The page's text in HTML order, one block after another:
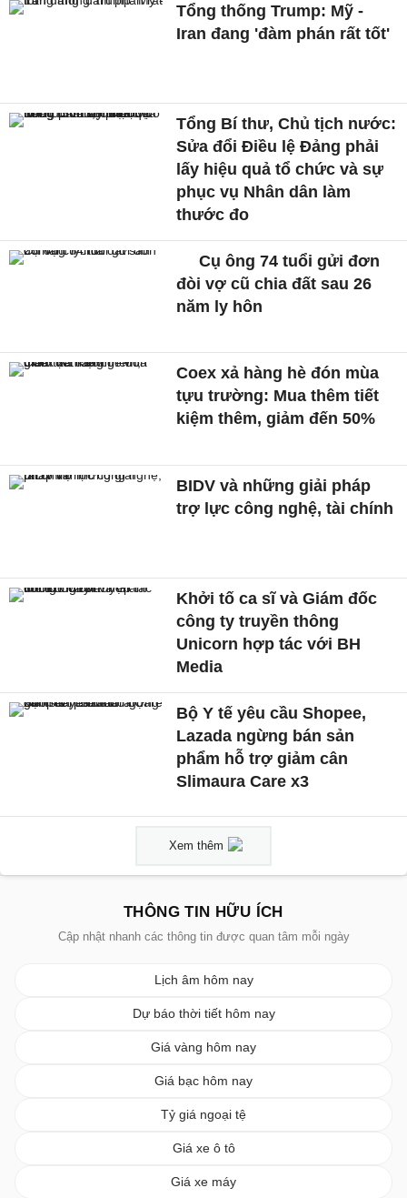
Tổng thống Trump: Mỹ -
Iran đang 'đàm phán rất tốt'
Tổng Bí thư, Chủ tịch nước:
Sửa đổi Điều lệ Đảng phải
lấy hiệu quả tổ chức và sự
phục vụ Nhân dân làm
thước đo
Cụ ông 74 tuổi gửi đơn
đòi vợ cũ chia đất sau 26
năm ly hôn
Coex xả hàng hè đón mùa
tựu trường: Mua thêm tiết
kiệm thêm, giảm đến 50%
BIDV và những giải pháp
trợ lực công nghệ, tài chính
Khởi tố ca sĩ và Giám đốc
công ty truyền thông
Unicorn hợp tác với BH
Media
Bộ Y tế yêu cầu Shopee,
Lazada ngừng bán sản
phẩm hỗ trợ giảm cân
Slimaura Care x3
Xem thêm
THÔNG TIN HỮU ÍCH
Cập nhật nhanh các thông tin được quan tâm mỗi ngày
Lịch âm hôm nay
Dự báo thời tiết hôm nay
Giá vàng hôm nay
Giá bạc hôm nay
Tỷ giá ngoại tệ
Giá xe ô tô
Giá xe máy